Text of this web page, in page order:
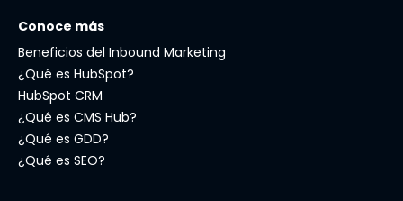
Conoce más
Beneficios del Inbound Marketing
¿Qué es HubSpot?
HubSpot CRM
¿Qué es CMS Hub?
¿Qué es GDD?
¿Qué es SEO?